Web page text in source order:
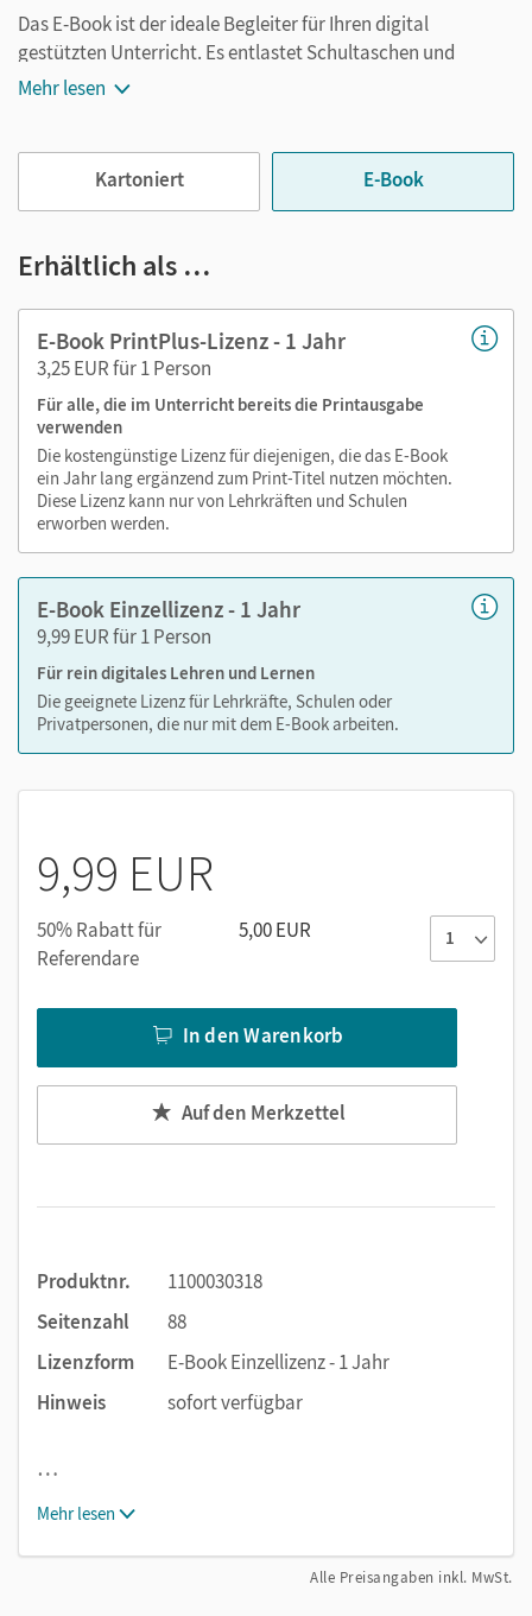
Das E-Book ist der ideale Begleiter für Ihren digital
gestützten Unterricht. Es entlastet Schultaschen und
Rucksäcke und ist jederzeit unkompliziert verfügbar.
Notizen erstellen
Text ergänzen
im Text suchen
zoomen
Die Medien sind wichtige Bestandteile dieses E-Books. Sie
sind seitengenau platziert, damit Sie und Ihre Schüler/-innen
jederzeit unkompliziert darauf zugreifen können. So
gestalten Sie das Lehren und Lernen zeitsparend und
abwechslungsreich. Kein Medienwechsel! Kein
zeitaufwendiges Suchen!
Medien in diesem E-Book
Das E-Book enthält alle Inhalte der BuchTaucher-App:
Sachfilme
gelesene Texte
Mehr lesen
Kartoniert E-Book
Erhältlich als …
E-Book PrintPlus-Lizenz - 1 Jahr
3,25 EUR für 1 Person
Für alle, die im Unterricht bereits die Printausgabe
verwenden
Die kostengünstige Lizenz für diejenigen, die das E-Book
ein Jahr lang ergänzend zum Print-Titel nutzen möchten.
Diese Lizenz kann nur von Lehrkräften und Schulen
erworben werden.
E-Book Einzellizenz - 1 Jahr
9,99 EUR für 1 Person
Für rein digitales Lehren und Lernen
Die geeignete Lizenz für Lehrkräfte, Schulen oder
Privatpersonen, die nur mit dem E-Book arbeiten.
9,99 EUR
50% Rabatt für
Referendare
5,00 EUR
In den Warenkorb
Auf den Merkzettel
Produktnr.
1100030318
Seitenzahl
88
Lizenzform
E-Book Einzellizenz - 1 Jahr
Hinweis
sofort verfügbar
…
Mehr lesen
Alle Preisangaben inkl. MwSt.